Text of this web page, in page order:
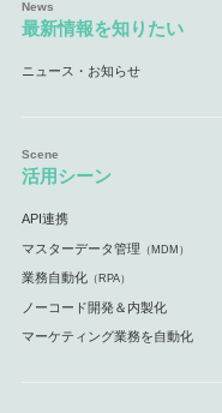
最新情報を知りたい
ニュース・お知らせ
活用シーン
API連携
マスターデータ管理 （MDM）
業務自動化（RPA）
ノーコード開発＆内製化
マーケティング業務を自動化